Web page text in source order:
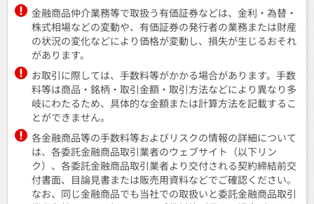
金融商品仲介業務等で取扱う有価証券などは、金利・為替・
株式相場などの変動や、有価証券の発行者の業務または財産
の状況の変化などにより価格が変動し、損失が生じるおそれ
があります。
お取引に際しては、手数料等がかかる場合があります。手数
料等は商品・銘柄・取引金額・取引方法などにより異なり多
岐にわたるため、具体的な金額または計算方法を記載するこ
とができません。
各金融商品等の手数料等およびリスクの情報の詳細について
は、各委託金融商品取引業者のウェブサイト（以下リン
ク）、各委託金融商品取引業者より交付される契約締結前交
付書面、目論見書または販売用資料などでご確認ください。
なお、同じ金融商品でも当社での取扱いと委託金融商品取引